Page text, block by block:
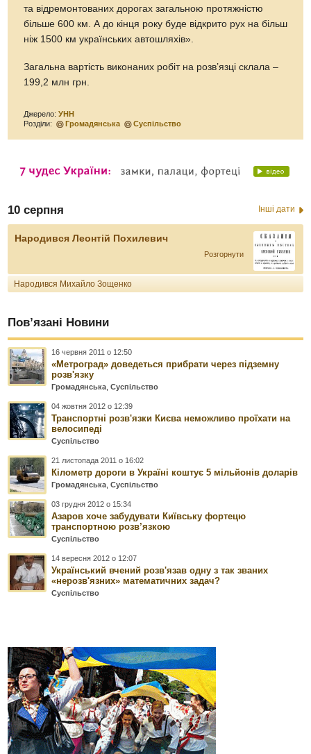
та відремонтованих дорогах загальною протяжністю
більше 600 км. А до кінця року буде відкрито рух на більш
ніж 1500 км українських автошляхів».
Загальна вартість виконаних робіт на розв’язці склала –
199,2 млн грн.
Джерело:УНН
Розділи:
Громадянська Суспільство
10 серпня Інші дати
Народився Леонтій Похилевич
Розгорнути
Народився Михайло Зощенко
Пов’язані Новини
16 червня 2011 о 12:50
«Метроград» доведеться прибрати через підземну
розв'язку
Громадянська ,Суспільство
04 жовтня 2012 о 12:39
Транспортні розв'язки Києва неможливо проїхати на
велосипеді
Суспільство
21 листопада 2011 о 16:02
Кілометр дороги в Україні коштує 5 мільйонів доларів
Громадянська ,Суспільство
03 грудня 2012 о 15:34
Азаров хоче забудувати Київську фортецю
транспортною розв’язкою
Суспільство
14 вересня 2012 о 12:07
Український вчений розв'язав одну з так званих
«нерозв'язних» математичних задач?
Суспільство